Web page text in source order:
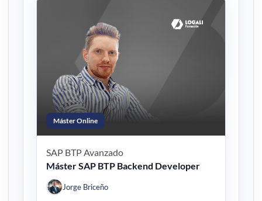
Máster Online
SAP BTP Avanzado
Máster SAP BTP Backend Developer
Jorge Briceño